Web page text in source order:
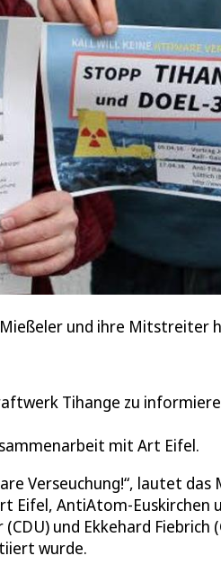
Mießeler und ihre
Tihange zu
mit Art Eifel.
Verseuchung!“, lautet
Eifel, AntiAtom-Euskirchen
und Ekkehard Fiebrich
wurde.